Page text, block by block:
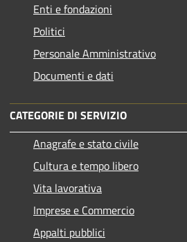
Enti e fondazioni
Politici
Personale Amministrativo
Documenti e dati
CATEGORIE DI SERVIZIO
Anagrafe e stato civile
Cultura e tempo libero
Vita lavorativa
Imprese e Commercio
Appalti pubblici